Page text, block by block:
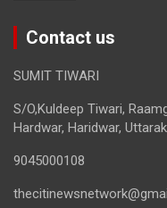
Contact us
SUMIT TIWARI
S/O,Kuldeep Tiwari,
Hardwar, Haridwar,
9045000108